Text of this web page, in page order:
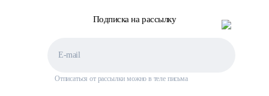
Подписка на рассылку
Отписаться от рассылки можно в теле письма